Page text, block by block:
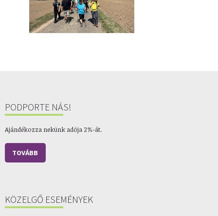
PODPORTE NÁS!
Ajándékozza nekünk adója 2%-át.
TOVÁBB
KÖZELGŐ ESEMÉNYEK